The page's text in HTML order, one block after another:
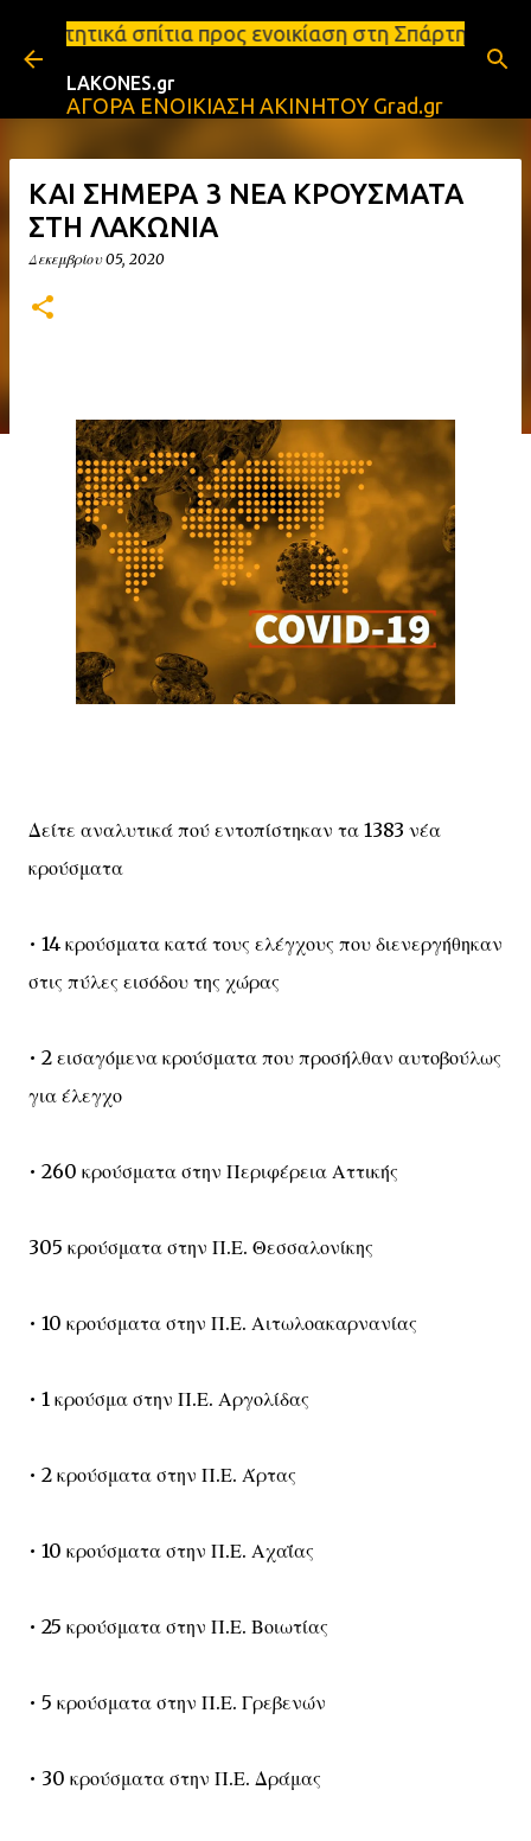
Μετάβαση στο κύριο περιεχόμενο
προς ενοικίαση στη Σπάρτη Ενοικιάσεις
LAKONES.gr
ΑΓΟΡΑ ΕΝΟΙΚΙΑΣΗ ΑΚΙΝΗΤΟΥ Grad.gr
ΚΑΙ ΣΗΜΕΡΑ 3 ΝΕΑ ΚΡΟΥΣΜΑΤΑ
ΣΤΗ ΛΑΚΩΝΙΑ
Δεκεμβρίου 05, 2020
Δείτε αναλυτικά πού εντοπίστηκαν τα 1383 νέα
κρούσματα
• 14 κρούσματα κατά τους ελέγχους που διενεργήθηκαν
στις πύλες εισόδου της χώρας
• 2 εισαγόμενα κρούσματα που προσήλθαν αυτοβούλως
για έλεγχο
• 260 κρούσματα στην Περιφέρεια Αττικής
305 κρούσματα στην Π.Ε. Θεσσαλονίκης
• 10 κρούσματα στην Π.Ε. Αιτωλοακαρνανίας
• 1 κρούσμα στην Π.Ε. Αργολίδας
• 2 κρούσματα στην Π.Ε. Άρτας
• 10 κρούσματα στην Π.Ε. Αχαΐας
• 25 κρούσματα στην Π.Ε. Βοιωτίας
• 5 κρούσματα στην Π.Ε. Γρεβενών
• 30 κρούσματα στην Π.Ε. Δράμας